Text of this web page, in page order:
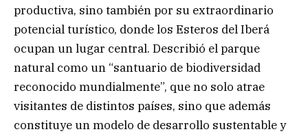
productiva, sino también por su extraordinario
potencial turístico, donde los Esteros del Iberá
ocupan un lugar central. Describió el parque
natural como un “santuario de biodiversidad
reconocido mundialmente”, que no solo atrae
visitantes de distintos países, sino que además
constituye un modelo de desarrollo sustentable y